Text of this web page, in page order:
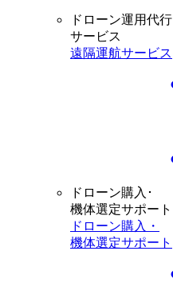
ドローン運用代行
サービス
遠隔運航サービス
ドローン購入･
機体選定サポート
ドローン購入・
機体選定サポート